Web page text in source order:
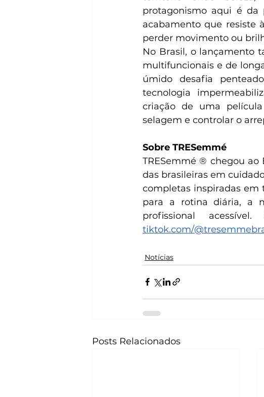
protagonismo aqui é
acabamento que resiste
perder movimento ou
No Brasil, o lançamento
multifuncionais e de
úmido desafia
tecnologia
criação de uma
selagem e controlar o
Sobre TRESemmé
TRESemmé ® chegou ao
das brasileiras em
completas inspiradas em
para a rotina diária, a
profissional
tiktok.com/
Notícias
Posts Relacionados